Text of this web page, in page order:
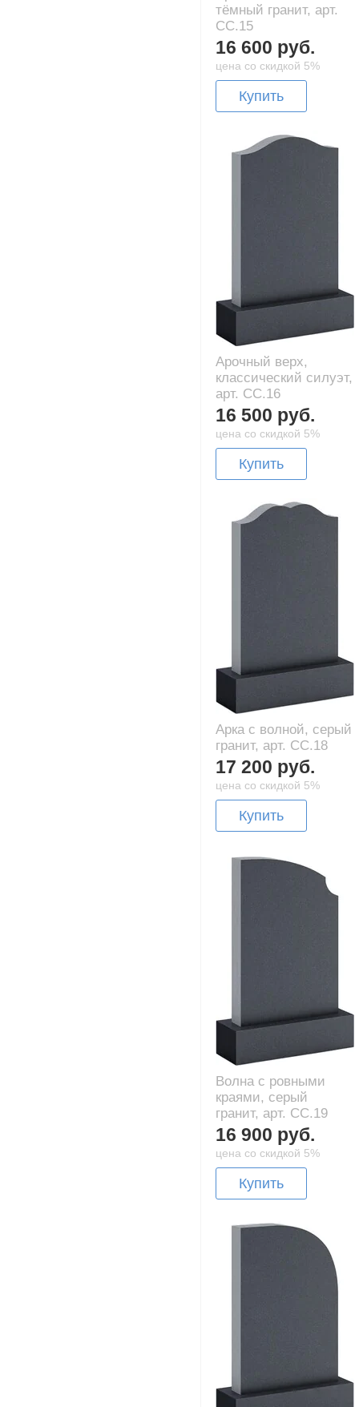
тёмный гранит, арт.
CC.15
16 600 руб.
цена со скидкой 5%
Купить
Арочный верх,
классический силуэт,
арт. CC.16
16 500 руб.
цена со скидкой 5%
Купить
Арка с волной, серый
гранит, арт. CC.18
17 200 руб.
цена со скидкой 5%
Купить
Волна с ровными
краями, серый
гранит, арт. CC.19
16 900 руб.
цена со скидкой 5%
Купить